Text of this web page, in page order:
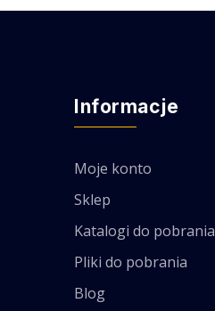
Informacje
Moje konto
Sklep
Katalogi do pobrania
Pliki do pobrania
Blog